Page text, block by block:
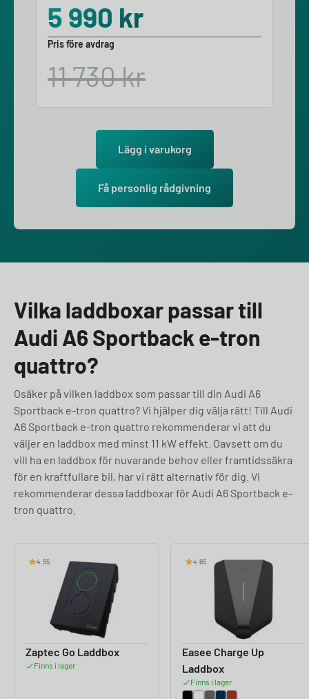
5 990 kr
Pris före avdrag
11 730kr
Lägg i varukorg
Få personlig rådgivning
Vilka laddboxar passar till
Audi A6 Sportback e-tron
quattro?
Osäker på vilken laddbox som passar till din Audi A6
Sportback e-tron quattro? Vi hjälper dig välja rätt! Till Audi
A6 Sportback e-tron quattro rekommenderar vi att du
väljer en laddbox med minst 11 kW effekt. Oavsett om du
vill ha en laddbox för nuvarande behov eller framtidssäkra
för en kraftfullare bil, har vi rätt alternativ för dig. Vi
rekommenderar dessa laddboxar för Audi A6 Sportback e-
tron quattro.
4.55
Zaptec Go Laddbox
Finns i lager
4.65
Easee Charge Up
Laddbox
Finns i lager